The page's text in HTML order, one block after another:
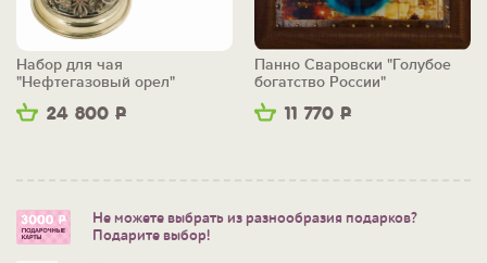
24 800 Р
Набор для чая
"Нефтегазовый орел"
11 770 Р
Панно Сваровски "Голубое
богатство России"
Не можете выбрать из разнообразия подарков?
Подарите выбор!